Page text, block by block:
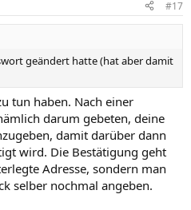
#17
geändert hatte (hat aber damit
tun haben. Nach einer
darum gebeten, deine
damit darüber dann
wird. Die Bestätigung geht
Adresse, sondern man
selber nochmal angeben.